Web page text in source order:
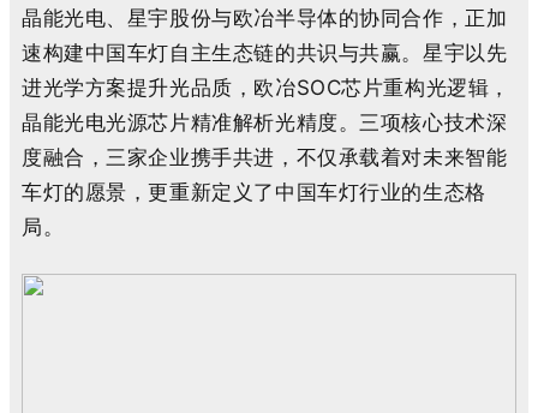
晶能光电、星宇股份与欧冶半导体的协同合作，正加
速构建中国车灯自主生态链的共识与共赢。星宇以先
进光学方案提升光品质，欧冶SOC芯片重构光逻辑，
晶能光电光源芯片精准解析光精度。三项核心技术深
度融合，三家企业携手共进，不仅承载着对未来智能
车灯的愿景，更重新定义了中国车灯行业的生态格
局。